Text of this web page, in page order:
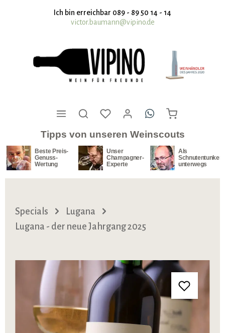
springenIch bin erreichbar 089 - 89 50 14 - 14
victor.baumann@vipino.de
Tipps von unseren Weinscouts
Beste Preis-
Genuss-
Wertung
Unser
Champagner-
Experte
Als
Schnutentunker
unterwegs
Specials
Lugana
Lugana - der neue Jahrgang 2025
Bildergalerie überspringen